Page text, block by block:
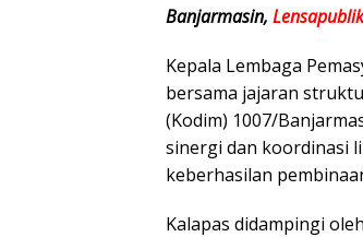
Banjarmasin,
Kepala Lembaga
bersama jajaran
(Kodim) 1007/
sinergi dan koordinasi
keberhasilan
Kalapas didampingi